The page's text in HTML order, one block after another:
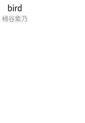
bird
桶谷紫乃